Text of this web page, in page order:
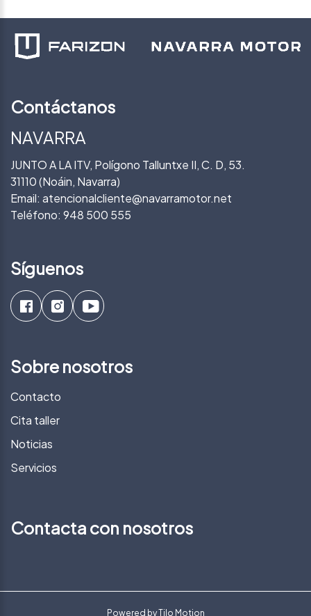
Contáctanos
NAVARRA
JUNTO A LA ITV, Polígono Talluntxe II, C. D, 53.
31110 (Noáin, Navarra)
Email: atencionalcliente@navarramotor.net
Teléfono: 948 500 555
Síguenos
Sobre nosotros
Contacto
Cita taller
Noticias
Servicios
Contacta con nosotros
Powered byTilo Motion